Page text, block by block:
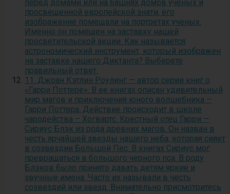
перед домами или на башнях домов ученых и
просвещенной европейской знати, его
изображение помещали на портретах ученых.
Именно он помещен на заставку нашей
просветительской акции. Как называется
астрономический инструмент, который изображен
на заставке нашего Диктанта? Выберете
правильный ответ.
11. Джоан Кэтлин Роулинг — автор серии книг о
«Гарри Поттере». В ее книгах описан удивительный
мир магов и приключения юного волшебника –
Гарри Поттера. Действие происходит в школе
чародейства – Хогвартс. Крестный отец Гарри —
Сириус Блэк из рода древних магов. Он назван в
честь ярчайшей звезды нашего неба, которая сияет
в созвездии Большой Пес. В книгах Сириус мог
превращаться в большого черного пса. В роду
Блэков было принято давать детям яркие и
звучные имена. Часто их называли в честь
созвездий или звезд. Внимательно присмотритесь